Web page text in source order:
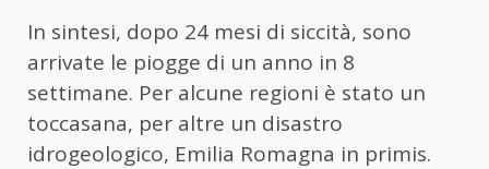
In sintesi, dopo 24 mesi di siccità, sono
arrivate le piogge di un anno in 8
settimane. Per alcune regioni è stato un
toccasana, per altre un disastro
idrogeologico, Emilia Romagna in primis.